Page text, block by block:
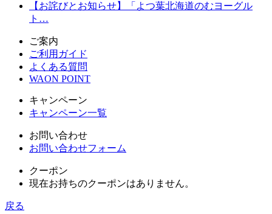
【お詫びとお知らせ】「よつ葉北海道のむヨーグル
ト…
ご案内
ご利用ガイド
よくある質問
WAON POINT
キャンペーン
キャンペーン一覧
お問い合わせ
お問い合わせフォーム
クーポン
現在お持ちのクーポンはありません。
戻る